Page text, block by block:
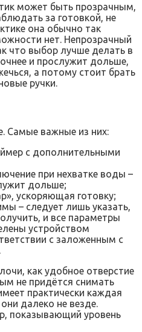
может быть прозрачным,
за готовкой, не
она обычно так
нет. Непрозрачный
что выбор лучше делать в
и прослужит дольше,
а потому стоит брать
ручки.
Самые важные из них:
с дополнительными
при нехватке воды –
дольше;
ускоряющая готовку;
– следует лишь указать,
и все параметры
устройством
с заложенным с
как удобное отверстие
не придётся снимать
практически каждая
далеко не везде.
показывающий уровень